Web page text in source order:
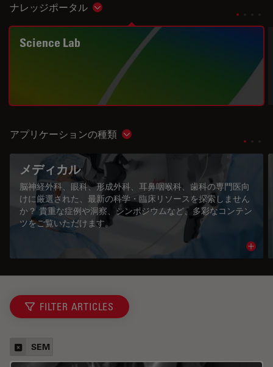
ナレッジポータル Show subnavigation
Science Lab
アプリケーションの種類 Show subnavigation
メディカル
脳神経外科、眼科、形成外科、耳鼻咽喉科、歯科の専門医向
けに厳選された、最新の科学・臨床リソースを探索しません
か？ 貴重な症例や洞察、シンポジウムなど、多彩なコンテン
ツをご覧いただけます。
FILTER ARTICLES
SEM